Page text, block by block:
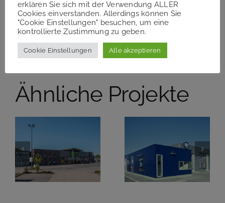
Teilen Sie diesen Artikel!
Facebook
TwitterRedditLinkedInWhatsApp
TelegramTumblrPinterest
E-
Mail
Ähnliche Projekte
erklären Sie sich mit der Verwendung ALLER
Cookies einverstanden. Allerdings können Sie
"Cookie Einstellungen" besuchen, um eine
kontrollierte Zustimmung zu geben.
Cookie Einstellungen Alle akzeptieren